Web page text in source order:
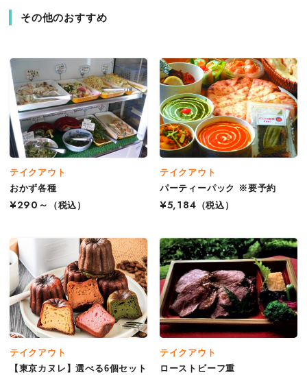
その他のおすすめ
テイクアウト
おかず各種
¥290～
（税込）
テイクアウト
パーティーパック ※要予約
¥5,184 （税込）
テイクアウト
【東京カヌレ】選べる6個セット
テイクアウト
ローストビーフ重